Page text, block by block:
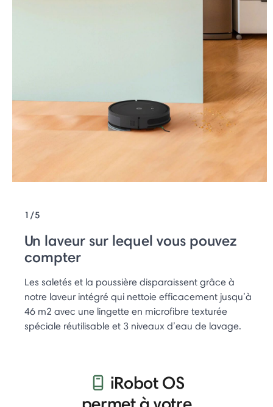
1/5
Un laveur sur lequel vous pouvez
compter
Les saletés et la poussière disparaissent grâce à
notre laveur intégré qui nettoie efficacement jusqu’à
46 m2 avec une lingette en microfibre texturée
spéciale réutilisable et 3 niveaux d’eau de lavage.
iRobot OS